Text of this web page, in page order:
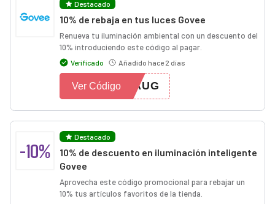
Destacado
10% de rebaja en tus luces Govee
Renueva tu iluminación ambiental con un descuento del
10% introduciendo este código al pagar.
Verificado Añadido hace 2 días
0AUG
Ver Código
-10%
Destacado
10% de descuento en iluminación inteligente
Govee
Aprovecha este código promocional para rebajar un
10% tus artículos favoritos de la tienda.